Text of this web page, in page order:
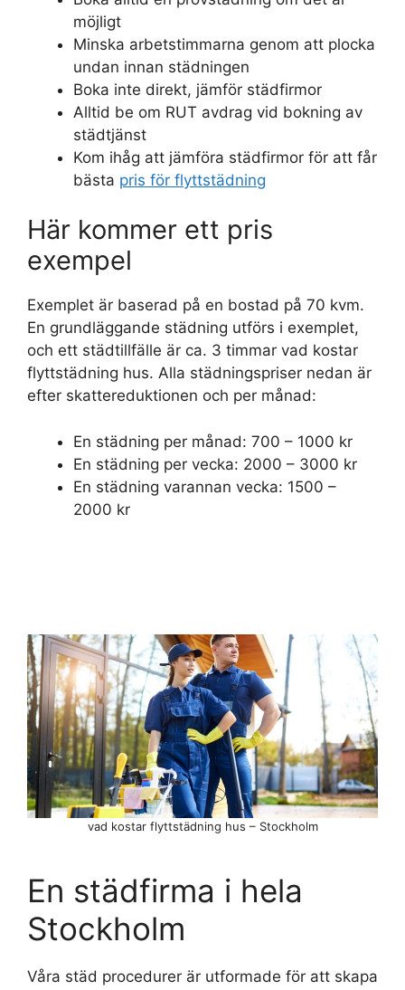
möjligt
Minska arbetstimmarna genom att plocka
undan innan städningen
Boka inte direkt, jämför städfirmor
Alltid be om RUT avdrag vid bokning av
städtjänst
Kom ihåg att jämföra städfirmor för att får
bästa pris för flyttstädning
Här kommer ett pris
exempel
Exemplet är baserad på en bostad på 70 kvm.
En grundläggande städning utförs i exemplet,
och ett städtillfälle är ca. 3 timmar vad kostar
flyttstädning hus. Alla städningspriser nedan är
efter skattereduktionen och per månad:
En städning per månad: 700 – 1000 kr
En städning per vecka: 2000 – 3000 kr
En städning varannan vecka: 1500 –
2000 kr
En städfirma i hela
Stockholm
Våra städ procedurer är utformade för att skapa
vad kostar flyttstädning hus – Stockholm